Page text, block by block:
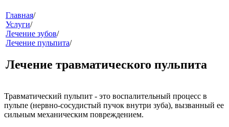
меню
звонок
Главная/
Услуги/
Лечение зубов/
Лечение пульпита/
Лечение травматического пульпита
Травматический пульпит - это воспалительный процесс в
пульпе (нервно-сосудистый пучок внутри зуба), вызванный ее
сильным механическим повреждением.